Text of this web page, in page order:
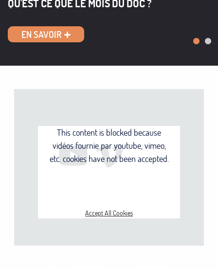
QU'EST CE QUE LE MOIS DU DOC ?
EN SAVOIR
Slide
This content is blocked because
vidéos fournie par youtube, vimeo,
etc. cookies have not been accepted.
Accept All Cookies